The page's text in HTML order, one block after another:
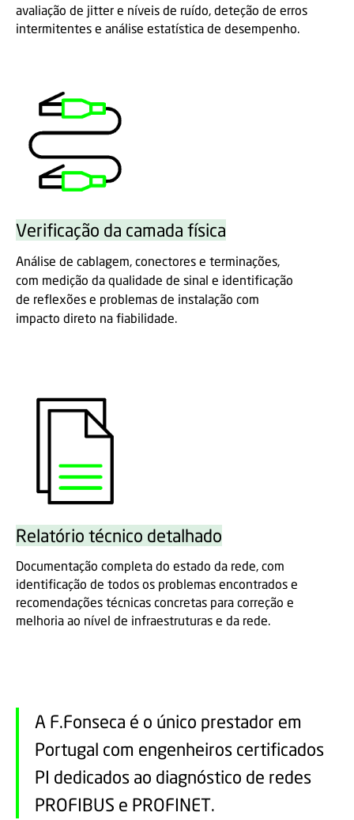
avaliação de jitter e níveis de ruído, deteção de erros
intermitentes e análise estatística de desempenho.
Verificação da camada física
Análise de cablagem, conectores e terminações,
com medição da qualidade de sinal e identificação
de reflexões e problemas de instalação com
impacto direto na fiabilidade.
Relatório técnico detalhado
Documentação completa do estado da rede, com
identificação de todos os problemas encontrados e
recomendações técnicas concretas para correção e
melhoria ao nível de infraestruturas e da rede.
A F.Fonseca é o único prestador em
Portugal com engenheiros certificados
PI dedicados ao diagnóstico de redes
PROFIBUS e PROFINET.